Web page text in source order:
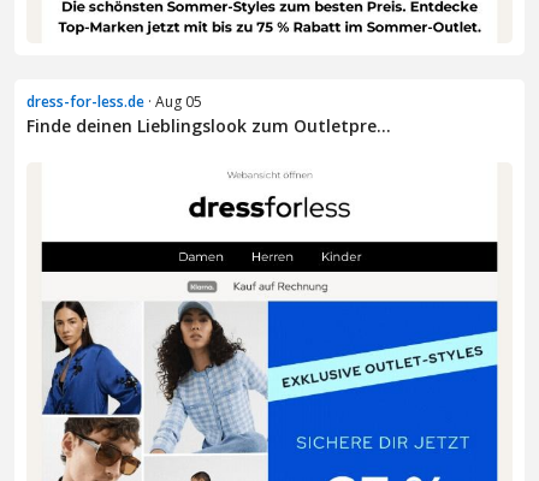
dress-for-less.de · Aug 05
Finde deinen Lieblingslook zum Outletpre...